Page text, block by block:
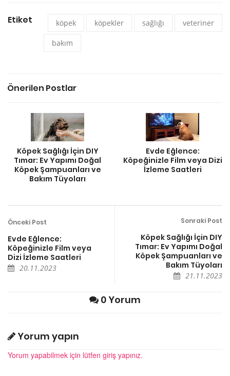
Etiket köpek köpekler sağlığı veteriner
bakım
Önerilen Postlar
Köpek Sağlığı İçin DIY
Tımar: Ev Yapımı Doğal
Köpek Şampuanları ve
Bakım Tüyoları
Evde Eğlence:
Köpeğinizle Film veya Dizi
İzleme Saatleri
Önceki Post
Evde Eğlence:
Köpeğinizle Film veya
Dizi İzleme Saatleri
20.11.2023
Sonraki Post
Köpek Sağlığı İçin DIY
Tımar: Ev Yapımı Doğal
Köpek Şampuanları ve
Bakım Tüyoları
21.11.2023
0 Yorum
Yorum yapın
Yorum yapabilmek için lütfen giriş yapınız.